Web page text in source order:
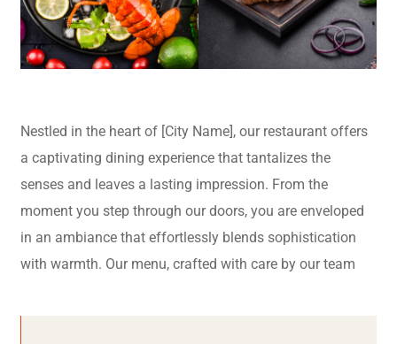
Nestled in the heart of [City Name], our restaurant offers
a captivating dining experience that tantalizes the
senses and leaves a lasting impression. From the
moment you step through our doors, you are enveloped
in an ambiance that effortlessly blends sophistication
with warmth. Our menu, crafted with care by our team